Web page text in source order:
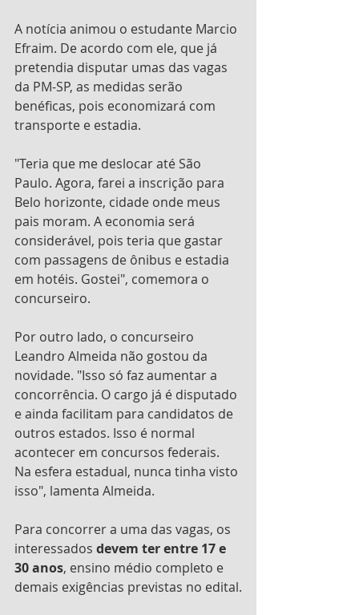
A notícia animou o estudante Marcio
Efraim. De acordo com ele, que já
pretendia disputar umas das vagas
da PM-SP, as medidas serão
benéficas, pois economizará com
transporte e estadia.
"Teria que me deslocar até São
Paulo. Agora, farei a inscrição para
Belo horizonte, cidade onde meus
pais moram. A economia será
considerável, pois teria que gastar
com passagens de ônibus e estadia
em hotéis. Gostei", comemora o
concurseiro.
Por outro lado, o concurseiro
Leandro Almeida não gostou da
novidade. "Isso só faz aumentar a
concorrência. O cargo já é disputado
e ainda facilitam para candidatos de
outros estados. Isso é normal
acontecer em concursos federais.
Na esfera estadual, nunca tinha visto
isso", lamenta Almeida.
Para concorrer a uma das vagas, os
interessados devem ter entre 17 e
30 anos, ensino médio completo e
demais exigências previstas no edital.